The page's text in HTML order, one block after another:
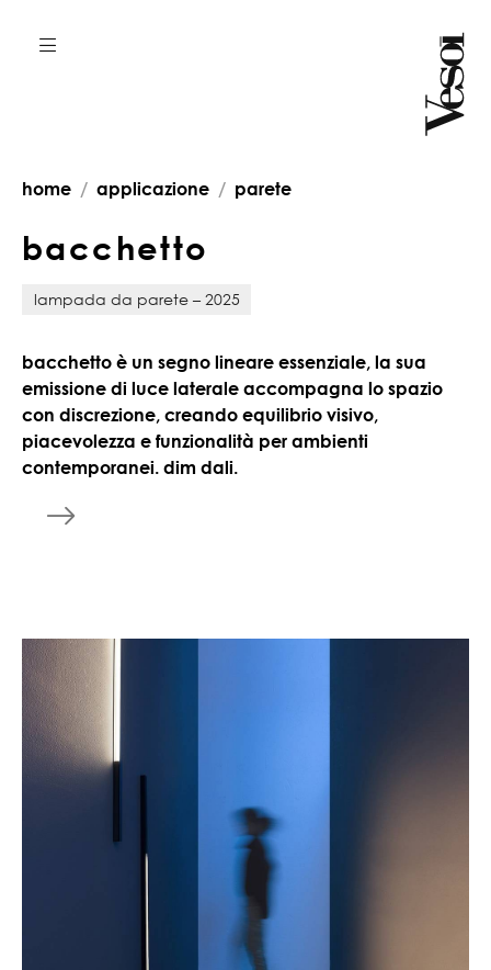
home applicazione parete
bacc hetto
lampada da parete – 2025
bacchetto è un segno lineare essenziale, la sua
emissione di luce laterale accompagna lo spazio
con discrezione, creando equilibrio visivo,
piacevolezza e funzionalità per ambienti
contemporanei. dim dali.